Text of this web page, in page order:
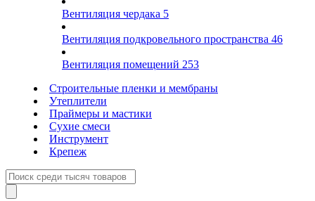
Вентиляция чердака 5
Вентиляция подкровельного пространства 46
Вентиляция помещений 253
Строительные пленки и мембраны
Утеплители
Праймеры и мастики
Сухие смеси
Инструмент
Крепеж